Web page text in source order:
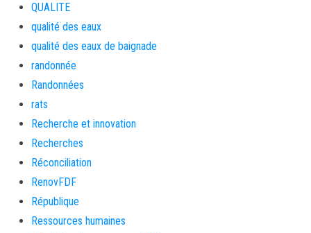
QUALITE
qualité des eaux
qualité des eaux de baignade
randonnée
Randonnées
rats
Recherche et innovation
Recherches
Réconciliation
RenovFDF
République
Ressources humaines